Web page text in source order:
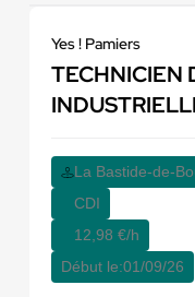
Yes ! Pamiers
TECHNICIEN
La Bastide-de-
CDI
12,98 €/h
Début le:01/09/26